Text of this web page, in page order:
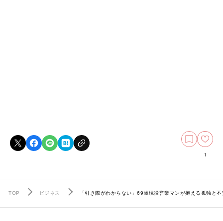
1
TOP ビジネス 「引き際がわからない」69歳現役営業マンが抱える孤独と